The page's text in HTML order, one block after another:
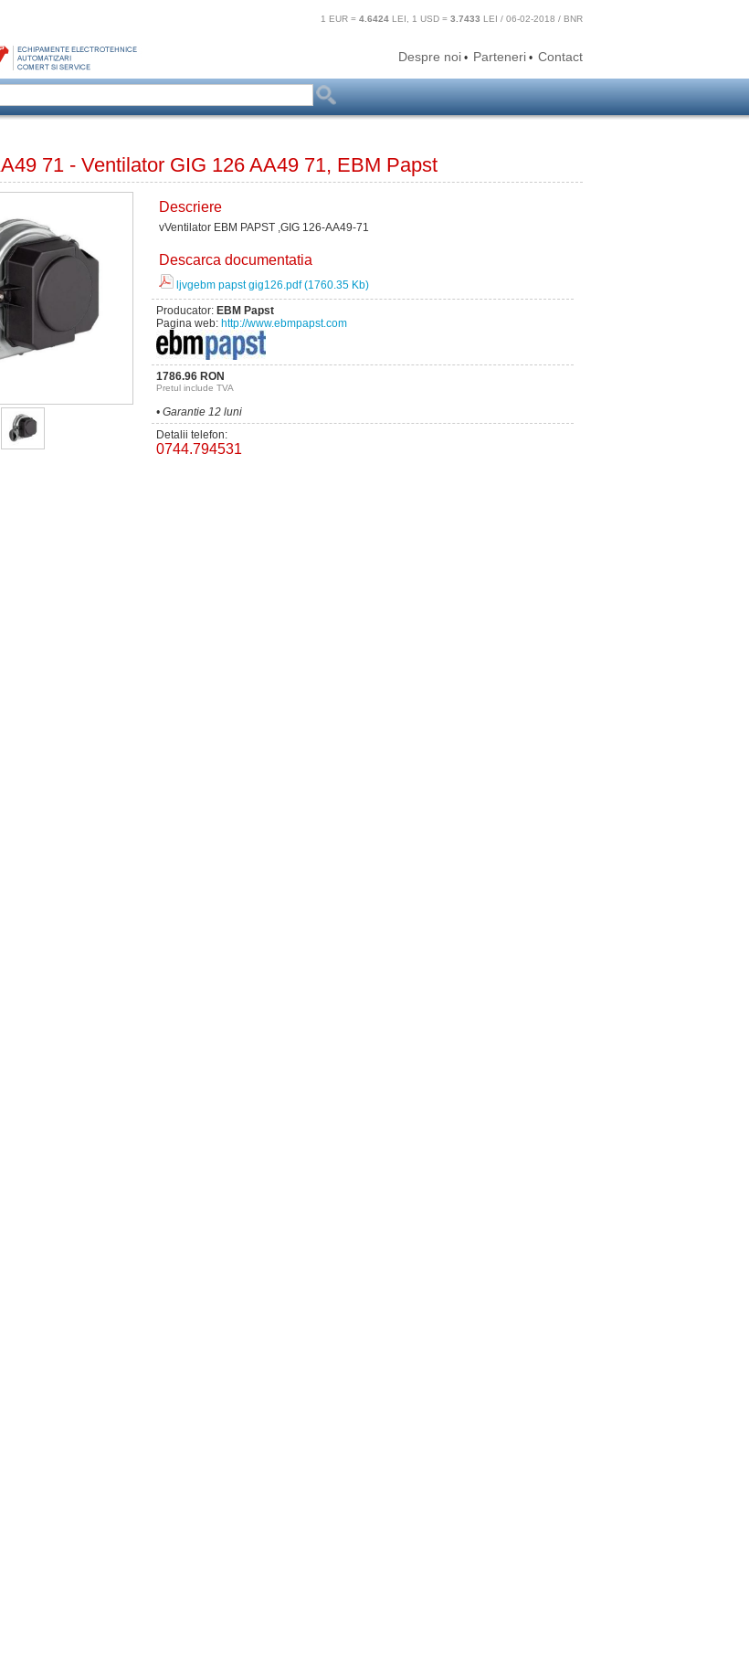
1 EUR = 4.6424 LEI, 1 USD = 3.7433 LEI / 06-02-2018 / BNR
Despre noi • Parteneri • Contact
71 - Ventilator GIG 126 AA49 71, EBM Papst
Descriere
vVentilator EBM PAPST ,GIG 126-AA49-71
Descarca documentatia
ljvgebm papst gig126.pdf (1760.35 Kb)
Producator: EBM Papst
Pagina web: http://www.ebmpapst.com
1786.96 RON
Pretul include TVA
• Garantie 12 luni
Detalii telefon:
0744.794531